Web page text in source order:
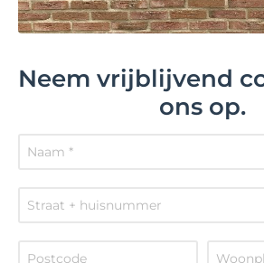
Neem vrijblijvend
ons op.